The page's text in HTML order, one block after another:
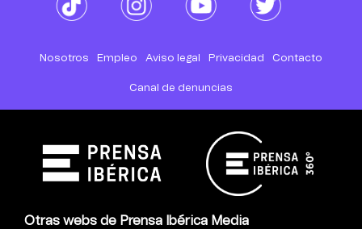
Nosotros Empleo Aviso legal Privacidad Contacto
Canal de denuncias
Otras webs de Prensa Ibérica Media